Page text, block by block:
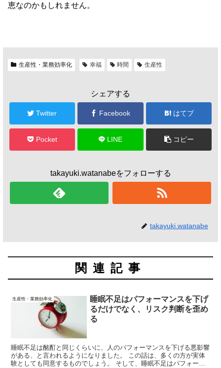
恵なのかもしれません。
生産性・業務効率化 幸福 時間 生産性
シェアする
Twitter Facebook はてブ
Pocket LINE コピー
takayuki.watanabeをフォローする
takayuki.watanabe
関連記事
生産性・業務効率化
睡眠不足はパフォーマンスを下げ
るだけでなく、リスク判断を歪め
る
睡眠不足は酩酊と同じくらいに、人のパフォーマンスを下げる悪影響
がある、と言われるようになりました。 この話は、多くの方が実体
験としても同意するものでしょう。 そして、睡眠不足はパフォーマ